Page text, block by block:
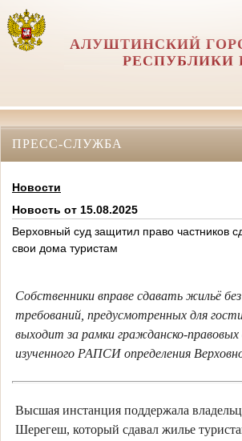
АЛУШТИНСКИЙ
РЕСПУБЛИКИ
ПРЕСС-СЛУЖБА
Новости
Новость от 15.08.2025
Верховный суд защитил право частников
свои дома туристам
Собственники вправе сдавать жильё
требований, предусмотренных для
выходит за рамки гражданско-
изученного РАПСИ определения
Высшая инстанция поддержала
Шерегеш, который сдавал жилье